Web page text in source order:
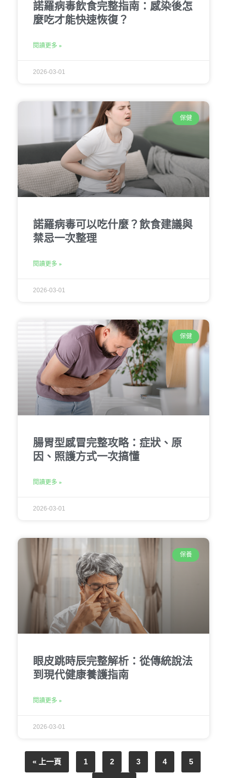
諾羅病毒飲食完整指南：感染後怎
麼吃才能快速恢復？
閱讀更多 »
2026-03-01
保健
諾羅病毒可以吃什麼？飲食建議與
禁忌一次整理
閱讀更多 »
2026-03-01
保健
腸胃型感冒完整攻略：症狀、原
因、照護方式一次搞懂
閱讀更多 »
2026-03-01
保養
眼皮跳時辰完整解析：從傳統說法
到現代健康養護指南
閱讀更多 »
2026-03-01
« 上一頁 1 2 3 4 5